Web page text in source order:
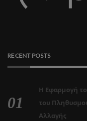
RECENT POSTS
Η Εφαρμογή
του
Αλλαγής